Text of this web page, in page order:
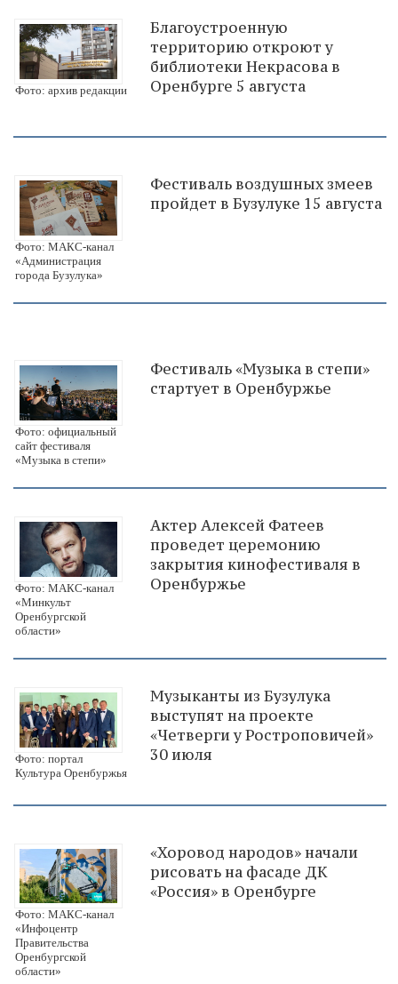
Фото: архив редакции
Благоустроенную
территорию откроют у
библиотеки Некрасова в
Оренбурге 5 августа
Фото: МАКС-канал
«Администрация
города Бузулука»
Фестиваль воздушных змеев
пройдет в Бузулуке 15 августа
Фото: официальный
сайт фестиваля
«Музыка в степи»
Фестиваль «Музыка в степи»
стартует в Оренбуржье
Фото: МАКС-канал
«Минкульт
Оренбургской
области»
Актер Алексей Фатеев
проведет церемонию
закрытия кинофестиваля в
Оренбуржье
Фото: портал
Культура Оренбуржья
Музыканты из Бузулука
выступят на проекте
«Четверги у Ростроповичей»
30 июля
Фото: МАКС-канал
«Инфоцентр
Правительства
Оренбургской
области»
«Хоровод народов» начали
рисовать на фасаде ДК
«Россия» в Оренбурге